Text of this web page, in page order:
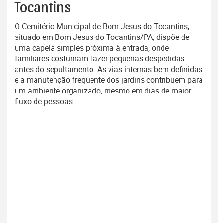
Tocantins
O Cemitério Municipal de Bom Jesus do Tocantins,
situado em Bom Jesus do Tocantins/PA, dispõe de
uma capela simples próxima à entrada, onde
familiares costumam fazer pequenas despedidas
antes do sepultamento. As vias internas bem definidas
e a manutenção frequente dos jardins contribuem para
um ambiente organizado, mesmo em dias de maior
fluxo de pessoas.